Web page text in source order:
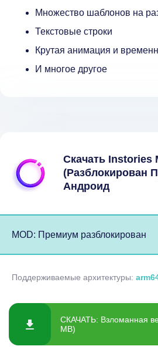
Множество шаблонов на
Текстовые строки
Крутая анимация и
И многое другое
Скачать Instories
(Разблокирован
Андроид
MOD: Премиум разблокирован
Поддерживаемые архитектуры:
СКАЧАТЬ: Взломанная
MB)